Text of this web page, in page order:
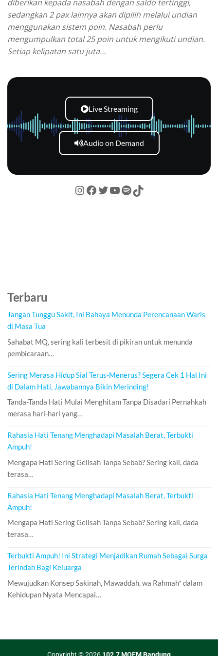
diberikan kepada nasabah dengan saldo tertinggi,
sedangkan 2 pax lainnya akan dipilih melalui undian
menggunakan sistem poin. Nasabah perlu
mengumpulkan total 25 poin untuk mengikuti undian.
Setiap kelipatan satu juta…
Live Streaming
Audio on Demand
Terbaru
Jangan Tunggu Sakit, Ini Bahaya Menunda Perencanaan Waris
di Masa Tua
Sahabat MQ, sering kali terbesit di pikiran untuk menunda
pembicaraan…
Sering Merasa Hidup Sial Terus-Menerus? Segera Cek 1 Hal Ini
di Dalam Hati, Jawabannya Bikin Merinding!
Tanda-Tanda Hati Mulai Menghitam Tanpa Disadari Pernahkah
merasa hari-hari yang…
Rahasia Hati Tenang Menghadapi Masalah Berat, Terbukti
Ampuh!
Mengapa Hati Sering Gelisah Tanpa Sebab? Sering kali, dada
terasa…
Rahasia Hati Tenang Menghadapi Masalah Berat, Terbukti
Ampuh!
Mengapa Hati Sering Gelisah Tanpa Sebab? Sering kali, dada
terasa…
Terbukti Ampuh! Ini Strategi Menjadikan Rumah Sebagai Surga
Terindah Bagi Keluarga
Mewujudkan Konsep Sakinah, Mawaddah, wa Rahmah* dalam
Kehidupan Nyata Mencapai…
Copyright © 2026 102.7 MQFM Bandung